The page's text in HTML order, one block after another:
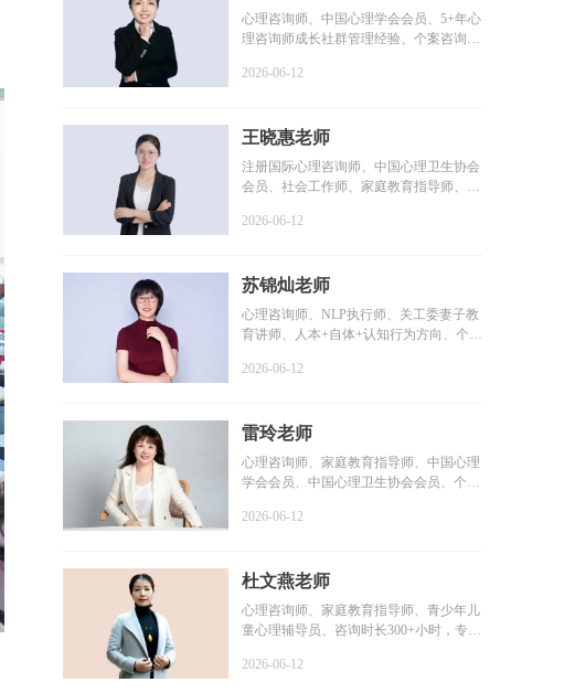
心理咨询师、中国心理学会会员、5+年心
理咨询师成长社群管理经验、个案咨询时
2026-06-12
王晓惠老师
注册国际心理咨询师、中国心理卫生协会
会员、社会工作师、家庭教育指导师、咨
2026-06-12
苏锦灿老师
心理咨询师、NLP执行师、关工委妻子教
育讲师、人本+自体+认知行为方向、个案
2026-06-12
雷玲老师
心理咨询师、家庭教育指导师、中国心理
学会会员、中国心理卫生协会会员、个案
2026-06-12
杜文燕老师
心理咨询师、家庭教育指导师、青少年儿
童心理辅导员、咨询时长300+小时，专业
2026-06-12